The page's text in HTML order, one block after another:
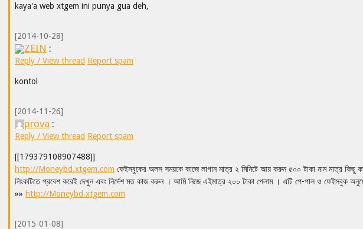
kaya'a web xtgem ini punya gua deh,
[2014-10-28]
ZEIN :
Reply / View thread Report spam
kontol
[2014-11-26]
prova :
Reply / View thread Report spam
[[179379108907488]]
http://Moneybd.xtgem.com ফেইসবুকের অলস সময়কে কাজে লাগান মাত্র ২ মিনিটে আয় করুন ৫০০ টাকা নাম মাত্র কিছু
লিংকটিতে প্রবেশ করেই দেখুন এবং নির্দেশ মত কাজ করুন । আমি নিজে এইমাত্র ২০০ টাকা পেলাম । এটি পে-পাল ও ফেইসবুক
»» http://Moneybd.xtgem.com
[2015-01-08]